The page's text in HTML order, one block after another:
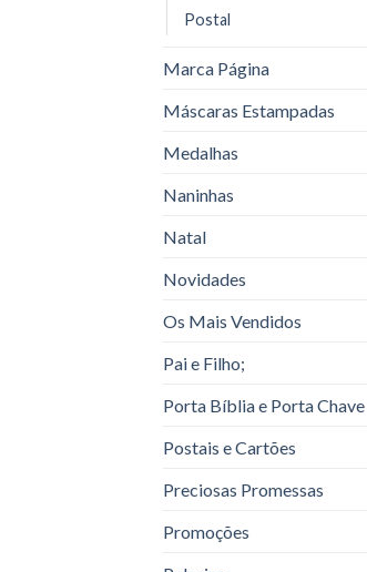
Postal
Marca Página
Máscaras Estampadas
Medalhas
Naninhas
Natal
Novidades
Os Mais Vendidos
Pai e Filho;
Porta Bíblia e Porta Chave
Postais e Cartões
Preciosas Promessas
Promoções